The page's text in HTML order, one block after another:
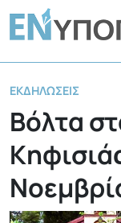
ΕΚΔΗΛΏΣΕΙΣ
Βόλτα